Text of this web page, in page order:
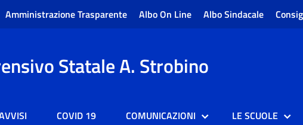
Amministrazione Trasparente Albo On Line Albo Sindacale
Statale A. Strobino
COVID 19 COMUNICAZIONI LE SCUOLE